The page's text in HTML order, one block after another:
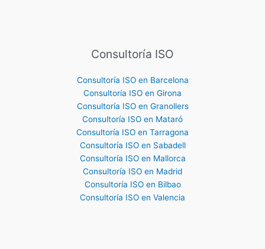
Consultoría ISO
Consultoría ISO en Barcelona
Consultoría ISO en Girona
Consultoría ISO en Granollers
Consultoría ISO en Mataró
Consultoría ISO en Tarragona
Consultoría ISO en Sabadell
Consultoría ISO en Mallorca
Consultoría ISO en Madrid
Consultoría ISO en Bilbao
Consultoría ISO en Valencia